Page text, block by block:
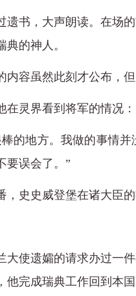
遗书，大声朗读。在场
的神人。
内容虽然此刻才公布，
灵界看到将军的情况：
的地方。我做的事情
要误会了。”
，史史威登堡在诸大臣
大使遗孀的请求办过一
他完成瑞典工作回到本